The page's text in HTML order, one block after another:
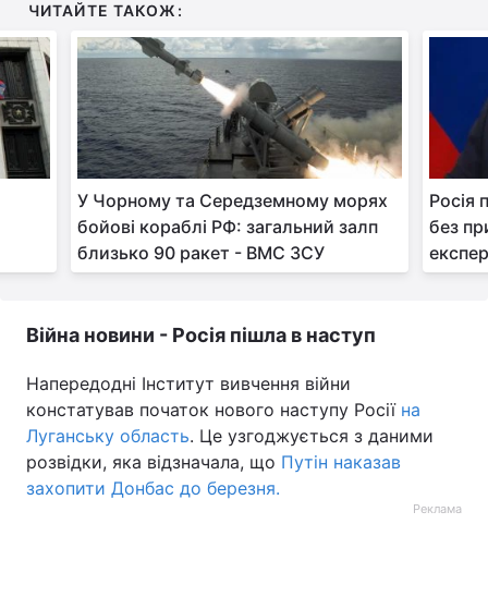
ЧИТАЙТЕ ТАКОЖ:
У Чорному та Середземному морях
бойові кораблі РФ: загальний залп
близько 90 ракет - ВМС ЗСУ
Росія
без
Війна новини - Росія пішла в наступ
Напередодні Інститут вивчення війни
констатував початок нового наступу Росії на
Луганську область. Це узгоджується з даними
розвідки, яка відзначала, що Путін наказав
захопити Донбас до березня.
Реклама